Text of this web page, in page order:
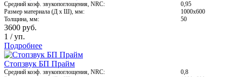
Средний коэф. звукопоглощения, NRC:
0,95
Размер материала (Д х Ш), мм:
1000х600
Толщина, мм:
50
3600 руб.
1 /уп.
Подробнее
Стопзвук БП Прайм
Средний коэф. звукопоглощения, NRC:
0,8